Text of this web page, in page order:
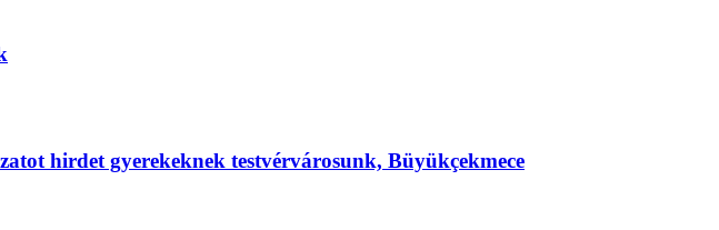
hirdet gyerekeknek testvérvárosunk, Büyükçekmece